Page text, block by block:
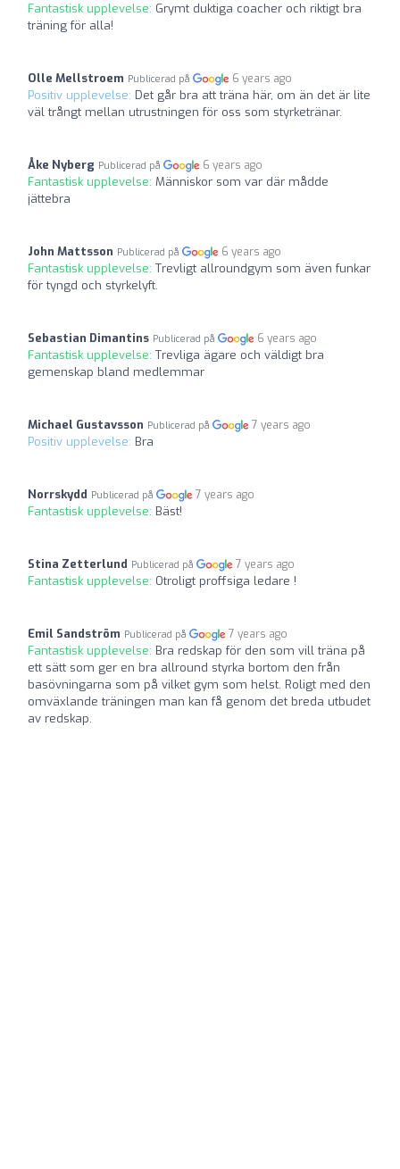
Fantastisk upplevelse: Grymt duktiga coacher och riktigt bra
träning för alla!
Olle Mellstroem Publicerad på 6 years ago
Positiv upplevelse: Det går bra att träna här, om än det är lite
väl trångt mellan utrustningen för oss som styrketränar.
Åke Nyberg Publicerad på 6 years ago
Fantastisk upplevelse: Människor som var där mådde
jättebra
John Mattsson Publicerad på 6 years ago
Fantastisk upplevelse: Trevligt allroundgym som även funkar
för tyngd och styrkelyft.
Sebastian Dimantins Publicerad på 6 years ago
Fantastisk upplevelse: Trevliga ägare och väldigt bra
gemenskap bland medlemmar
Michael Gustavsson Publicerad på 7 years ago
Positiv upplevelse: Bra
Norrskydd Publicerad på 7 years ago
Fantastisk upplevelse: Bäst!
Stina Zetterlund Publicerad på 7 years ago
Fantastisk upplevelse: Otroligt proffsiga ledare !
Emil Sandström Publicerad på 7 years ago
Fantastisk upplevelse: Bra redskap för den som vill träna på
ett sätt som ger en bra allround styrka bortom den från
basövningarna som på vilket gym som helst. Roligt med den
omväxlande träningen man kan få genom det breda utbudet
av redskap.